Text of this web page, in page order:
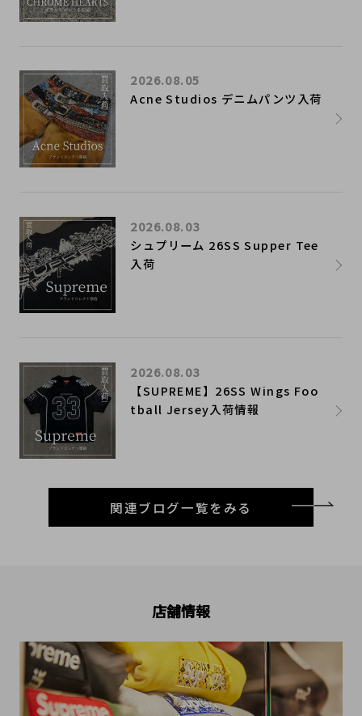
Acne Studios デニムパンツ入荷
2026.08.05
シュプリーム 26SS Supper Tee
入荷
2026.08.03
【SUPREME】26SS Wings Foo
tball Jersey入荷情報
2026.08.03
関連ブログ一覧をみる
店舗情報